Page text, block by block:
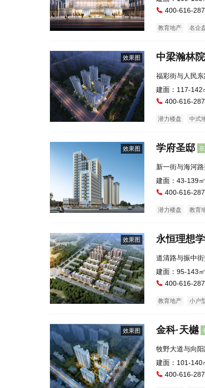
400-616-
教育地产 名企
效果图 中梁瀚林院
福彩街与人民
建面：117-
400-616-
潜力楼盘 中式
效果图 学府圣邸
新一街与海河
建面：43-139
400-616-
潜力楼盘 教育
效果图 永恒理想
道清路与振中
建面：95-143
400-616-
教育地产 小户
效果图 金科·天樾
牧野大道与向
建面：101-
400-616-